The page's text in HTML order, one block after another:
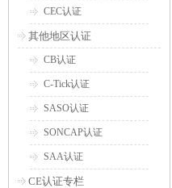
CEC认证
其他地区认证
CB认证
C-Tick认证
SASO认证
SONCAP认证
SAA认证
CE认证专栏